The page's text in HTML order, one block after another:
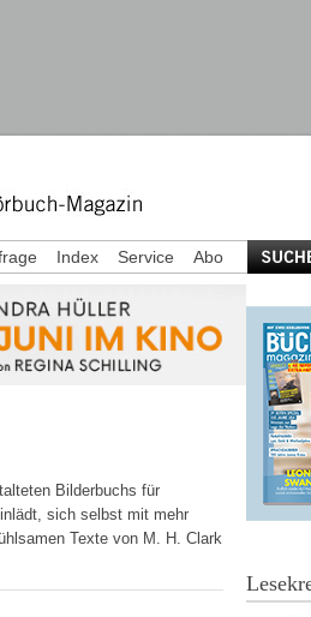
Bilderbuchs für
sich selbst mit mehr
Texte von M. H. Clark
Index Service Abo